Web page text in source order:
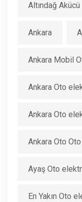
Altındağ Akücü
Ankara
Ankara Mobil
Ankara Oto
Ankara Oto
Ankara Oto
Ayaş Oto
En Yakın Oto